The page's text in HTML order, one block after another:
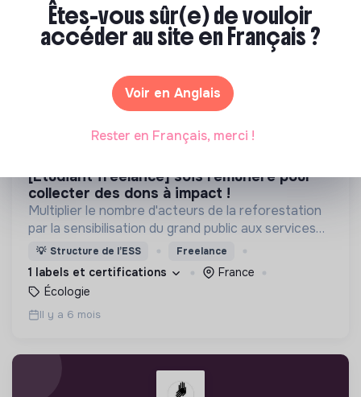
Il y a 6 mois
[etudiant freelance] sois rémunéré pour
collecter des dons à impact !
Multiplier le nombre d'acteurs de la reforestation
par la sensibilisation du grand public aux services
vitaux rendus par les forêts et formation et
accompagnement gratuit aux méthodes de
reforestation
💡 Structure de l’ESS Freelance
1 labels et certifications
France
Écologie
Il y a 6 mois
Êtes-vous sûr(e) de vouloir
accéder au site en Français ?
Voir en Anglais
Rester en Français, merci !